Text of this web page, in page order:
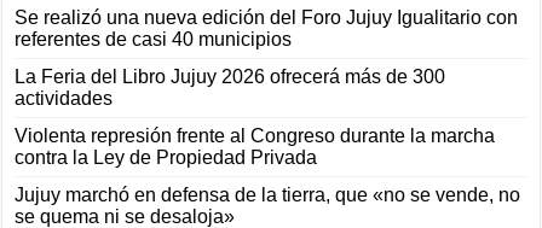
Se realizó una nueva edición del Foro Jujuy Igualitario con
referentes de casi 40 municipios
La Feria del Libro Jujuy 2026 ofrecerá más de 300
actividades
Violenta represión frente al Congreso durante la marcha
contra la Ley de Propiedad Privada
Jujuy marchó en defensa de la tierra, que «no se vende, no
se quema ni se desaloja»